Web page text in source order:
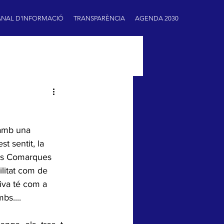
D'INFORMACIÓ TRANSPARÈNCIA AGENDA 2030
una
sentit, la
Comarques
com de
té com a